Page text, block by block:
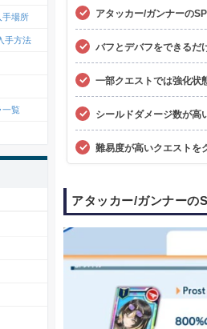
アタッカー/ガンナーの
バフとデバフをできるだ
一部クエストでは強化状
シールドダメージ数が高
難易度が高いクエストを
アタッカー/ガンナーの
手場所
手方法
一覧